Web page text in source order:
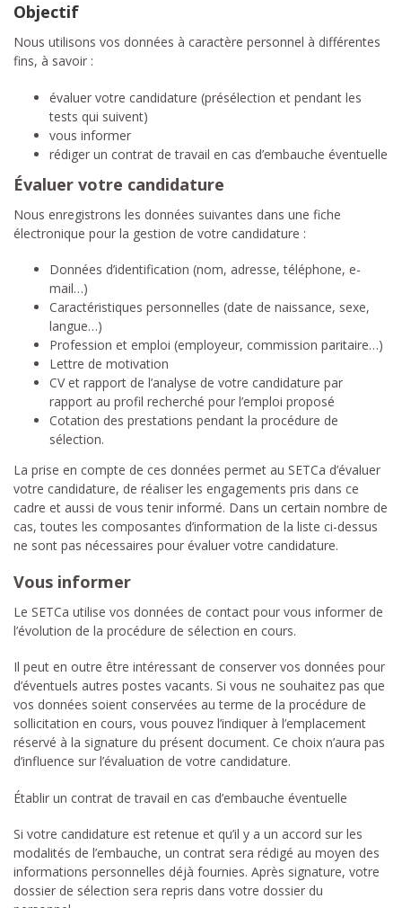
Objectif
Nous utilisons vos données à caractère personnel à différentes
fins, à savoir :
évaluer votre candidature (présélection et pendant les
tests qui suivent)
vous informer
rédiger un contrat de travail en cas d’embauche éventuelle
Évaluer votre candidature
Nous enregistrons les données suivantes dans une fiche
électronique pour la gestion de votre candidature :
Données d’identification (nom, adresse, téléphone, e-
mail…)
Caractéristiques personnelles (date de naissance, sexe,
langue…)
Profession et emploi (employeur, commission paritaire…)
Lettre de motivation
CV et rapport de l’analyse de votre candidature par
rapport au profil recherché pour l’emploi proposé
Cotation des prestations pendant la procédure de
sélection.
La prise en compte de ces données permet au SETCa d’évaluer
votre candidature, de réaliser les engagements pris dans ce
cadre et aussi de vous tenir informé. Dans un certain nombre de
cas, toutes les composantes d’information de la liste ci-dessus
ne sont pas nécessaires pour évaluer votre candidature.
Vous informer
Le SETCa utilise vos données de contact pour vous informer de
l’évolution de la procédure de sélection en cours.
Il peut en outre être intéressant de conserver vos données pour
d’éventuels autres postes vacants. Si vous ne souhaitez pas que
vos données soient conservées au terme de la procédure de
sollicitation en cours, vous pouvez l’indiquer à l’emplacement
réservé à la signature du présent document. Ce choix n’aura pas
d’influence sur l’évaluation de votre candidature.
Établir un contrat de travail en cas d’embauche éventuelle
Si votre candidature est retenue et qu’il y a un accord sur les
modalités de l’embauche, un contrat sera rédigé au moyen des
informations personnelles déjà fournies. Après signature, votre
dossier de sélection sera repris dans votre dossier du